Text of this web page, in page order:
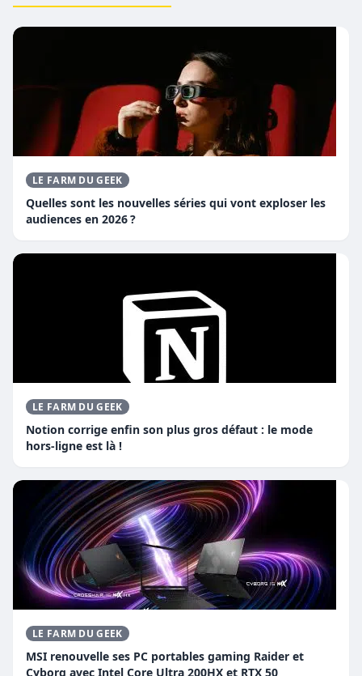
LE FARM DU GEEK
Quelles sont les nouvelles séries qui vont exploser les
audiences en 2026 ?
LE FARM DU GEEK
Notion corrige enfin son plus gros défaut : le mode
hors-ligne est là !
LE FARM DU GEEK
MSI renouvelle ses PC portables gaming Raider et
Cyborg avec Intel Core Ultra 200HX et RTX 50